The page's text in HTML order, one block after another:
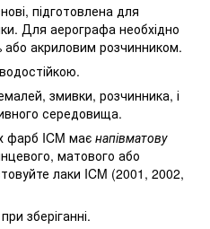
підготовлена ​​для
Для аерографа необхідно
акриловим розчинником.
змивки, розчинника, і
середовища.
фарб ICM має напівматову
матового або
лаки ICM (2001, 2002,
зберіганні.